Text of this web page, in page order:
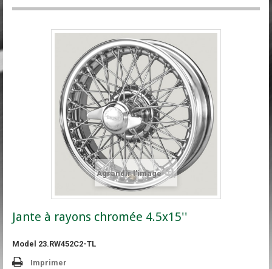
Agrandir l'image
Jante à rayons chromée 4.5x15''
Model 23.RW452C2-TL
Imprimer